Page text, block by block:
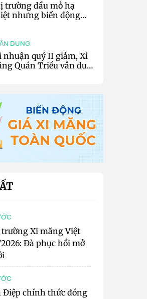
trường dầu mỏ hạ
nhưng biến động
DUNG
nhuận quý II giảm, Xi
Quán Triều vẫn duy
trường Xi măng Việt
Đà phục hồi mở
Điệp chính thức đóng